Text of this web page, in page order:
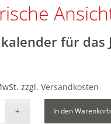
für das
zzgl.Versandkosten
In den Warenkorb